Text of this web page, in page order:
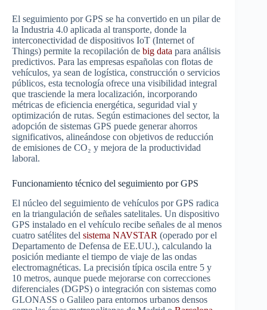
El seguimiento por GPS se ha convertido en un pilar de
la Industria 4.0 aplicada al transporte, donde la
interconectividad de dispositivos IoT (Internet of
Things) permite la recopilación de big data para análisis
predictivos. Para las empresas españolas con flotas de
vehículos, ya sean de logística, construcción o servicios
públicos, esta tecnología ofrece una visibilidad integral
que trasciende la mera localización, incorporando
métricas de eficiencia energética, seguridad vial y
optimización de rutas. Según estimaciones del sector, la
adopción de sistemas GPS puede generar ahorros
significativos, alineándose con objetivos de reducción
de emisiones de CO₂ y mejora de la productividad
laboral.
Funcionamiento técnico del seguimiento por GPS
El núcleo del seguimiento de vehículos por GPS radica
en la triangulación de señales satelitales. Un dispositivo
GPS instalado en el vehículo recibe señales de al menos
cuatro satélites del sistema NAVSTAR (operado por el
Departamento de Defensa de EE.UU.), calculando la
posición mediante el tiempo de viaje de las ondas
electromagnéticas. La precisión típica oscila entre 5 y
10 metros, aunque puede mejorarse con correcciones
diferenciales (DGPS) o integración con sistemas como
GLONASS o Galileo para entornos urbanos densos